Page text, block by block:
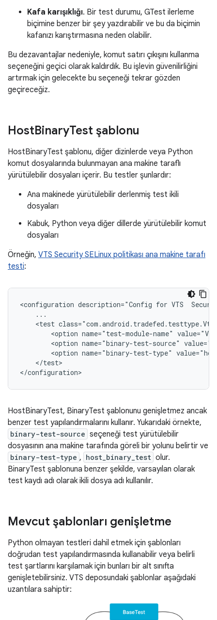
Kafa karışıklığı. Bir test durumu, GTest ilerleme
biçimine benzer bir şey yazdırabilir ve bu da biçimin
kafanızı karıştırmasına neden olabilir.
Bu dezavantajlar nedeniyle, komut satırı çıkışını kullanma
seçeneğini geçici olarak kaldırdık. Bu işlevin güvenilirliğini
artırmak için gelecekte bu seçeneği tekrar gözden
geçireceğiz.
HostBinaryTest şablonu
HostBinaryTest şablonu, diğer dizinlerde veya Python
komut dosyalarında bulunmayan ana makine taraflı
yürütülebilir dosyaları içerir. Bu testler şunlardır:
Ana makinede yürütülebilir derlenmiş test ikili
dosyaları
Kabuk, Python veya diğer dillerde yürütülebilir komut
dosyaları
Örneğin, VTS Security SELinux politikası ana makine tarafı
testi:
<configuration description="Config for VTS
    ...
<test
<option name="test-module-name"
<option name="binary-test-source"
<option name="binary-test-type"
    </test>
HostBinaryTest, BinaryTest şablonunu genişletmez ancak
benzer test yapılandırmalarını kullanır. Yukarıdaki örnekte,
binary-test-source seçeneği test yürütülebilir
dosyasının ana makine tarafında göreli bir yolunu belirtir ve
binary-test-type , host_binary_test olur.
BinaryTest şablonuna benzer şekilde, varsayılan olarak
test kaydı adı olarak ikili dosya adı kullanılır.
Mevcut şablonları genişletme
Python olmayan testleri dahil etmek için şablonları
doğrudan test yapılandırmasında kullanabilir veya belirli
test şartlarını karşılamak için bunları bir alt sınıfta
genişletebilirsiniz. VTS deposundaki şablonlar aşağıdaki
uzantılara sahiptir: